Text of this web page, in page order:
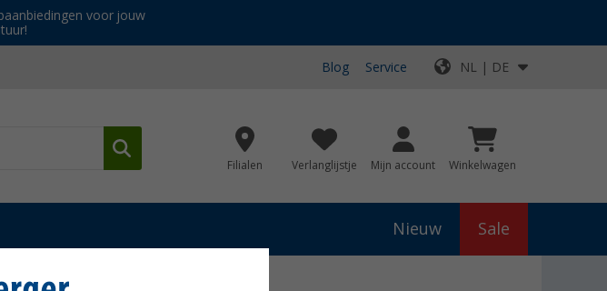
voor jouw
Blog Service NL | DE
Filialen Verlanglijstje Mijn account Winkelwagen
Nieuw Sale
Disc-O-Bed pootverlenging set van 4 Beige